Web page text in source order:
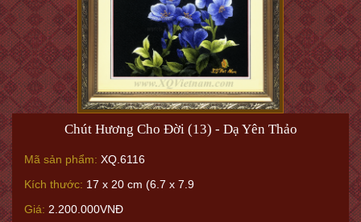
Chút Hương Cho Đời (13) - Dạ Yên Thảo
Mã sản phẩm: XQ.6116
Kích thước: 17 x 20 cm (6.7 x 7.9
Giá: 2.200.000VNĐ